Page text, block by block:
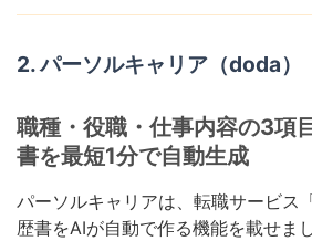
2. パーソルキャリア（doda）
職種・役職・仕事内容の3項
書を最短1分で自動生成
パーソルキャリアは、転職サービス
歴書をAIが自動で作る機能を載せま